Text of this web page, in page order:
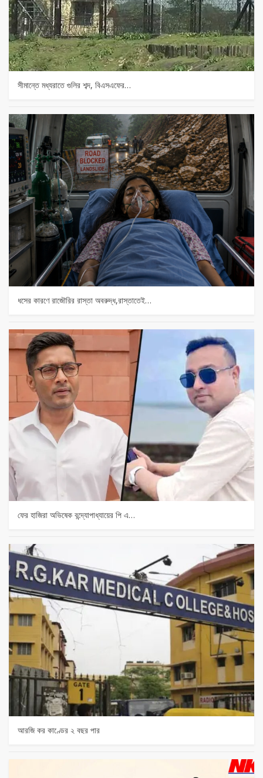
সীমান্তে মধ্যরাতে গুলির শব্দ, বিএসএফের…
ধসের কারণে রাজৌরির রাস্তা অবরুদ্ধ,রাস্তাতেই…
ফের হাজিরা অভিষেক বন্দ্যোপাধ্যায়ের পি এ…
আরজি কর কাণ্ডের ২ বছর পার